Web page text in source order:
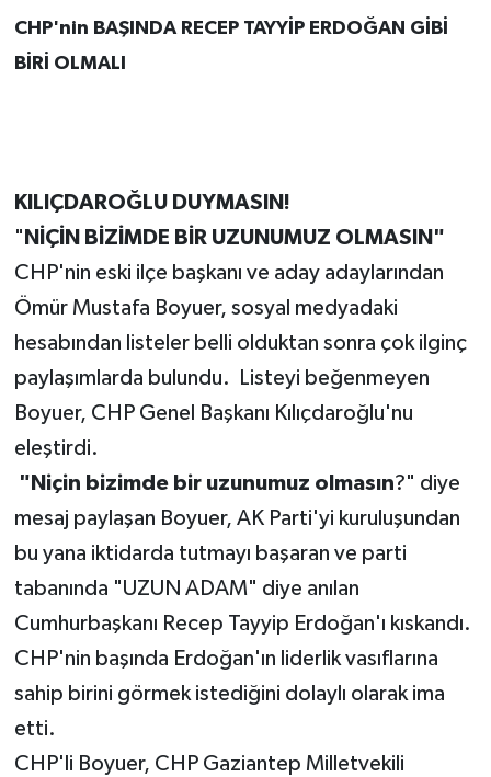
CHP'nin BAŞINDA RECEP TAYYİP ERDOĞAN GİBİ
BİRİ OLMALI
KILIÇDAROĞLU DUYMASIN!
" NİÇİN BİZİMDE BİR UZUNUMUZ OLMASIN"
CHP'nin eski ilçe başkanı ve aday adaylarından
Ömür Mustafa Boyuer, sosyal medyadaki
hesabından listeler belli olduktan sonra çok ilginç
paylaşımlarda bulundu. Listeyi beğenmeyen
Boyuer, CHP Genel Başkanı Kılıçdaroğlu'nu
eleştirdi.
"Niçin bizimde bir uzunumuz olmasın?" diye
mesaj paylaşan Boyuer, AK Parti'yi kuruluşundan
bu yana iktidarda tutmayı başaran ve parti
tabanında "UZUN ADAM" diye anılan
Cumhurbaşkanı Recep Tayyip Erdoğan'ı kıskandı.
CHP'nin başında Erdoğan'ın liderlik vasıflarına
sahip birini görmek istediğini dolaylı olarak ima
etti.
CHP'li Boyuer, CHP Gaziantep Milletvekili